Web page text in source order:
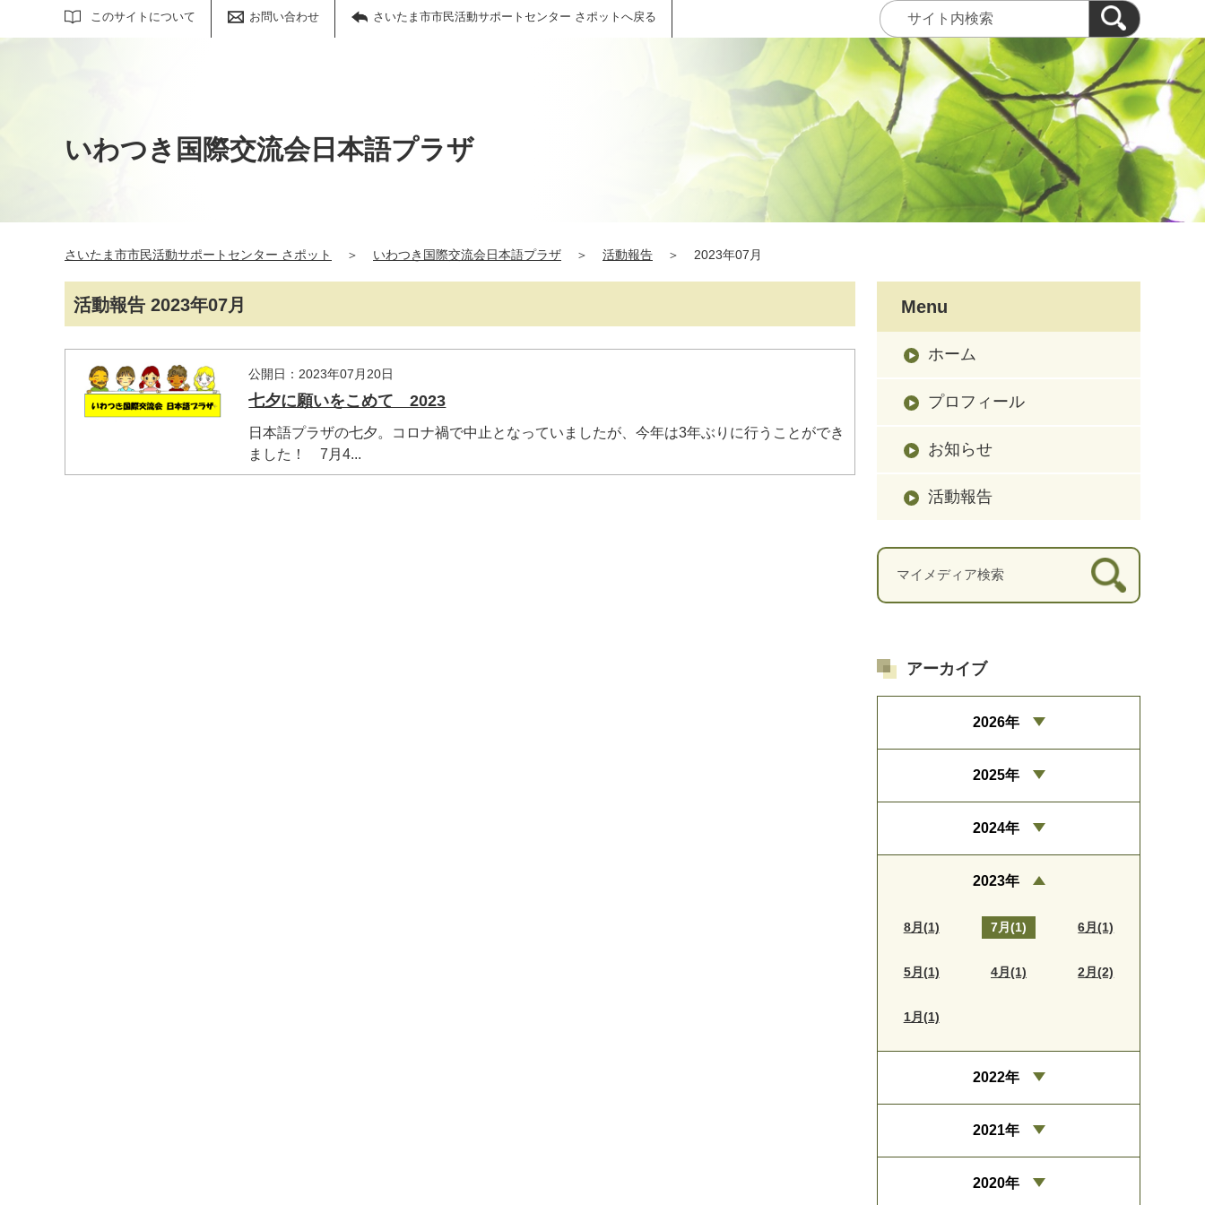
このサイトについて お問い合わせ さいたま市市民活動サポートセンター さポットへ戻る
サイト内検索
いわつき国際交流会日本語プラザ
さいたま市市民活動サポートセンター さポット ＞ いわつき国際交流会日本語プラザ ＞ 活動報告 ＞ 2023年07月
活動報告 2023年07月
公開日：2023年07月20日
七夕に願いをこめて 2023
日本語プラザの七夕。コロナ禍で中止となっていましたが、今年は3年ぶりに行うことができ
ました！ 7月4...
Menu
ホーム
プロフィール
お知らせ
活動報告
アーカイブ
2026年
2025年
2024年
2023年
8月(1) 7月(1) 6月(1)
5月(1) 4月(1) 2月(2)
1月(1)
2022年
2021年
2020年